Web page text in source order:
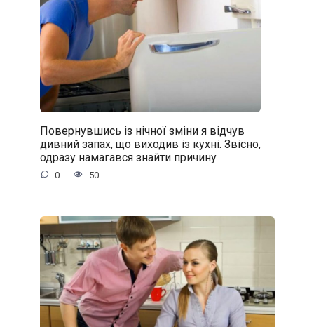
Повернувшись із нічної зміни я відчув
дивний запах, що виходив із кухні. Звісно,
одразу намагався знайти причину
0 50